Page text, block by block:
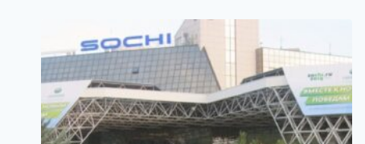
возрастанию